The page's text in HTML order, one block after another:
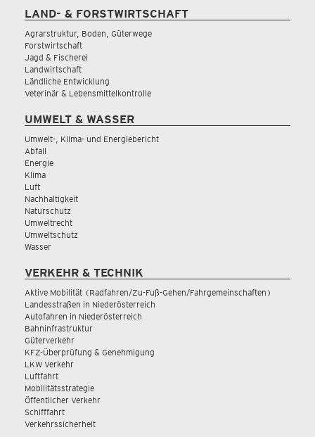
LAND- & FORSTWIRTSCHAFT
Agrarstruktur, Boden, Güterwege
Forstwirtschaft
Jagd & Fischerei
Landwirtschaft
Ländliche Entwicklung
Veterinär & Lebensmittelkontrolle
UMWELT & WASSER
Umwelt-, Klima- und Energiebericht
Abfall
Energie
Klima
Luft
Nachhaltigkeit
Naturschutz
Umweltrecht
Umweltschutz
Wasser
VERKEHR & TECHNIK
Aktive Mobilität (Radfahren/Zu-Fuß-Gehen/Fahrgemeinschaften)
Landesstraßen in Niederösterreich
Autofahren in Niederösterreich
Bahninfrastruktur
Güterverkehr
KFZ-Überprüfung & Genehmigung
LKW Verkehr
Luftfahrt
Mobilitätsstrategie
Öffentlicher Verkehr
Schifffahrt
Verkehrssicherheit